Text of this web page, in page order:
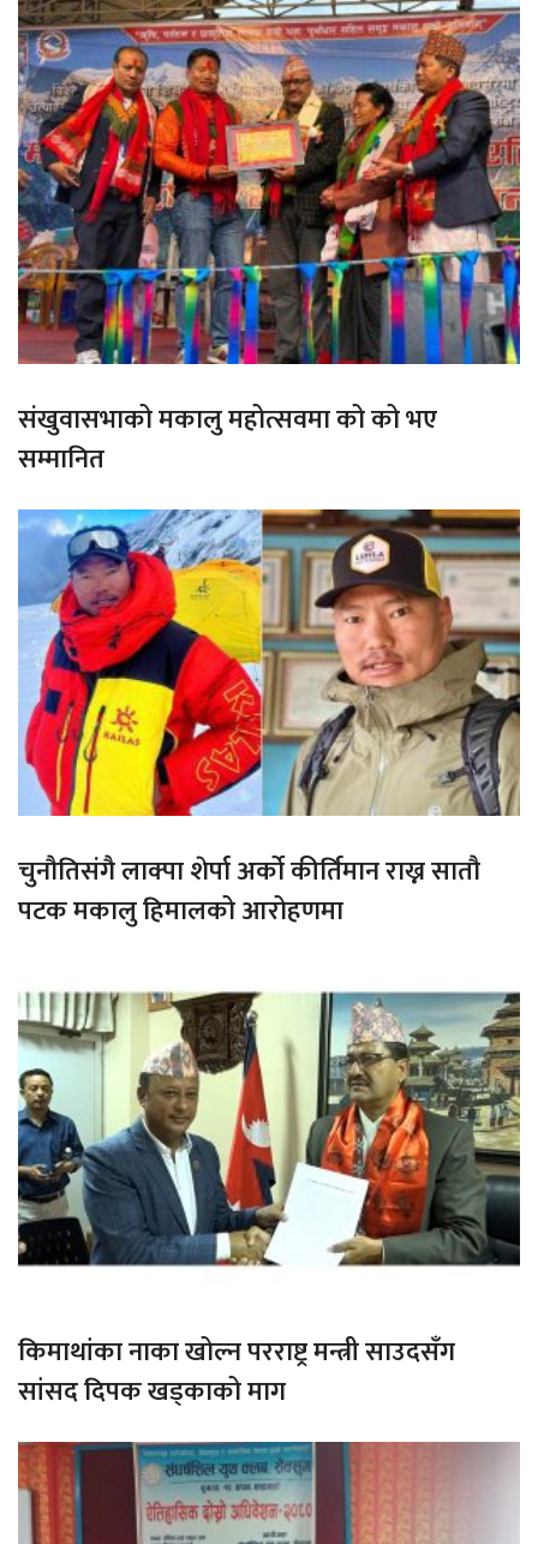
संखुवासभाको मकालु महोत्सवमा को को भए
सम्मानित
चुनौतिसंगै लाक्पा शेर्पा अर्को कीर्तिमान राख्न सातौ
पटक मकालु हिमालको आरोहणमा
किमाथांका नाका खोल्न परराष्ट्र मन्त्री साउदसँग
सांसद दिपक खड्काको माग